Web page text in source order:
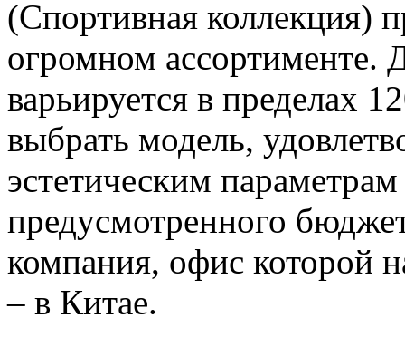
(Спортивная коллекция)
огромном ассортименте.
варьируется в пределах
выбрать модель,
эстетическим
предусмотренного
компания, офис которой
– в Китае.